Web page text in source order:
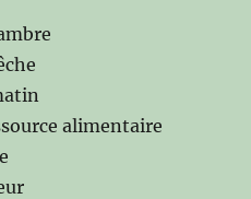
alimentaire